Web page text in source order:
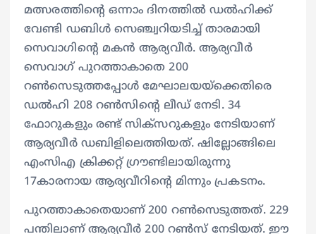
മത്സരത്തിൻ്റെ ഒന്നാം ദിനത്തിൽ ഡൽഹിക്ക്
വേണ്ടി ഡബിൾ സെഞ്ച്വറിയടിച്ച് താരമായി
സെവാ​ഗിന്റെ മകൻ ആര്യവീർ. ആര്യവീർ
സെവാഗ് പുറത്താകാതെ 200
റൺസെടുത്തപ്പോൾ മേഘാലയയ്‌ക്കെതിരെ
ഡൽഹി 208 റൺസിൻ്റെ ലീഡ് നേടി. 34
ഫോറുകളും രണ്ട് സിക്സറുകളും നേടിയാണ്
ആര്യവീർ ഡബിളിലെത്തിയത്. ഷില്ലോങ്ങിലെ
എംസിഎ ക്രിക്കറ്റ് ഗ്രൗണ്ടിലായിരുന്നു
17കാരനായ ആര്യവീറിന്റെ മിന്നും പ്രകടനം.
പുറത്താകാതെയാണ് 200 റൺസെടുത്തത്. 229
പന്തിലാണ് ആര്യവീർ 200 റൺസ് നേടിയത്. ഈ